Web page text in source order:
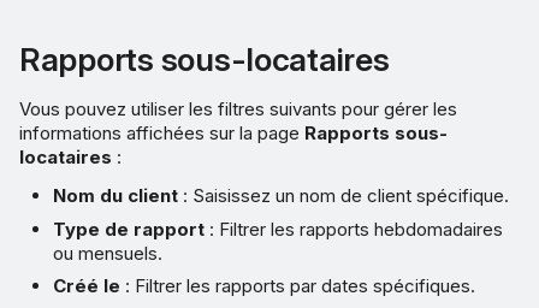
Rapports sous-locataires
Vous pouvez utiliser les filtres suivants pour gérer les
informations affichées sur la page Rapports sous-
locataires :
Nom du client : Saisissez un nom de client spécifique.
Type de rapport : Filtrer les rapports hebdomadaires
ou mensuels.
Créé le : Filtrer les rapports par dates spécifiques.